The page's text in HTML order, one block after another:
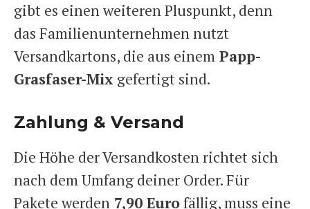
gibt es einen weiteren Pluspunkt, denn
das Familienunternehmen nutzt
Versandkartons, die aus einem Papp-
Grasfaser-Mix gefertigt sind.
Zahlung & Versand
Die Höhe der Versandkosten richtet sich
nach dem Umfang deiner Order. Für
Pakete werden 7,90 Eurofällig, muss eine